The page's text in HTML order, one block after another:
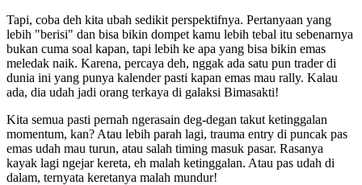
Tapi, coba deh kita ubah sedikit perspektifnya. Pertanyaan yang
lebih "berisi" dan bisa bikin dompet kamu lebih tebal itu sebenarnya
bukan cuma soal kapan, tapi lebih ke apa yang bisa bikin emas
meledak naik. Karena, percaya deh, nggak ada satu pun trader di
dunia ini yang punya kalender pasti kapan emas mau rally. Kalau
ada, dia udah jadi orang terkaya di galaksi Bimasakti!
Kita semua pasti pernah ngerasain deg-degan takut ketinggalan
momentum, kan? Atau lebih parah lagi, trauma entry di puncak pas
emas udah mau turun, atau salah timing masuk pasar. Rasanya
kayak lagi ngejar kereta, eh malah ketinggalan. Atau pas udah di
dalam, ternyata keretanya malah mundur!